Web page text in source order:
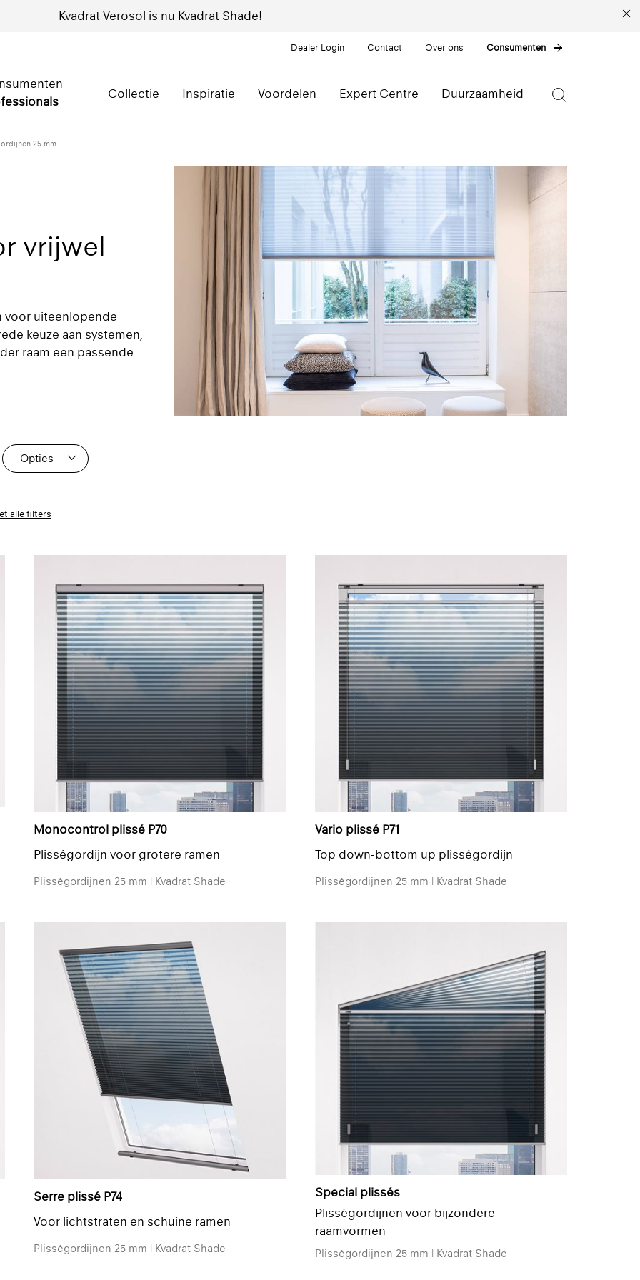
Kvadrat Verosol is nu Kvadrat Shade!
Dealer Login Contact Over ons Consumenten
Collectie Inspiratie Voordelen Expert Centre Duurzaamheid
25 mm
vrijwel
voor uiteenlopende
keuze aan systemen,
raam een passende
Opties
0
0
4
0
alle filters
Monocontrol plissé P70
Plisségordijn voor grotere ramen
Plisségordijnen 25 mm | Kvadrat Shade
Vario plissé P71
Top down-bottom up plisségordijn
Plisségordijnen 25 mm | Kvadrat Shade
Serre plissé P74
Voor lichtstraten en schuine ramen
Plisségordijnen 25 mm | Kvadrat Shade
Special plissés
Plisségordijnen voor bijzondere
raamvormen
Plisségordijnen 25 mm | Kvadrat Shade